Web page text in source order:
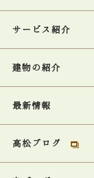
サービス紹介
建物の紹介
最新情報
高松ブログ